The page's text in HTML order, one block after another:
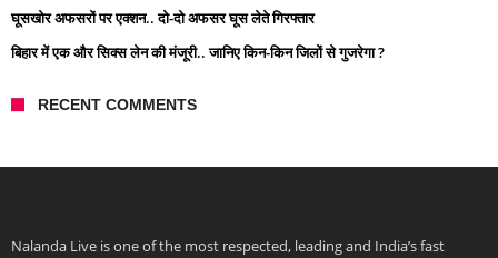
घूसखोर अफसरों पर एक्शन.. दो-दो अफसर घूस लेते गिरफ्तार
बिहार में एक और सिक्स लेन की मंजूरी.. जानिए किन-किन जिलों से गुजरेगा ?
RECENT COMMENTS
Nalanda Live is one of the most respected, leading and India’s fast